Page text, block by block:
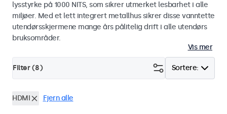
lysstyrke på 1000 NITS, som sikrer utmerket lesbarhet i alle
miljøer. Med et lett integrert metallhus sikrer disse vanntette
utendørsskjermene mange års pålitelig drift i alle utendørs
bruksområder.
Vis mer
Sortere:
Filter (8)
HDMI Fjern alle